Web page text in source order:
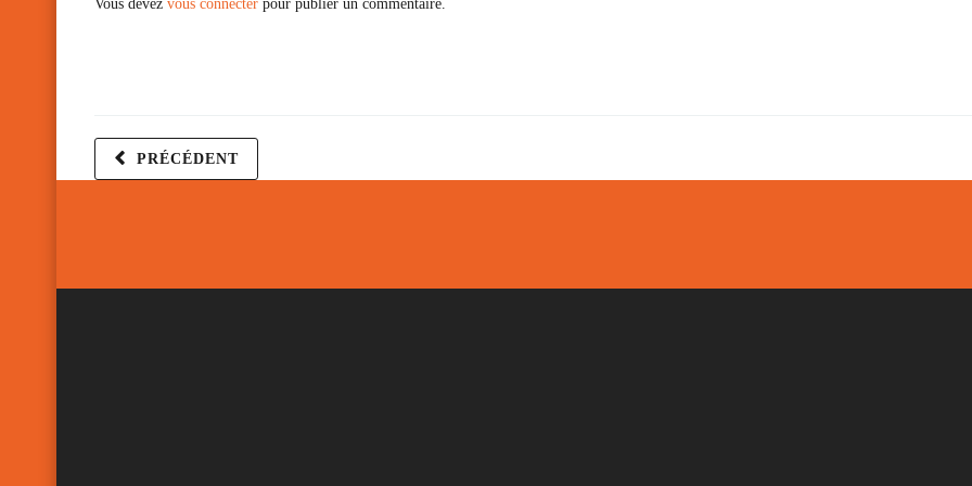
Vous devez vous connecter pour publier un commentaire.
PRÉCÉDENT